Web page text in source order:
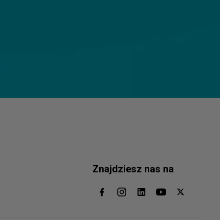
Znajdziesz nas na